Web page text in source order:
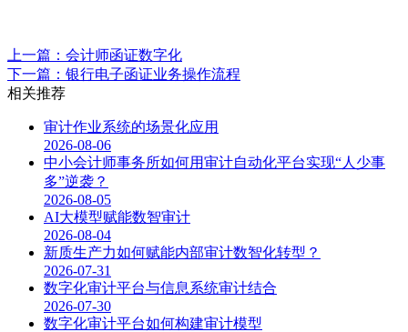
上一篇：会计师函证数字化
下一篇：银行电子函证业务操作流程
相关推荐
审计作业系统的场景化应用
2026-08-06
中小会计师事务所如何用审计自动化平台实现“人少事
多”逆袭？
2026-08-05
AI大模型赋能数智审计
2026-08-04
新质生产力如何赋能内部审计数智化转型？
2026-07-31
数字化审计平台与信息系统审计结合
2026-07-30
数字化审计平台如何构建审计模型